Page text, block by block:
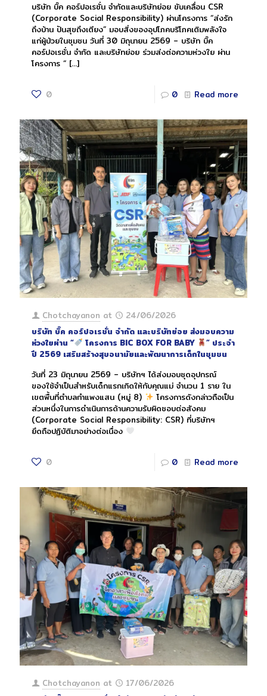
บริษัท บิ๊ค คอร์ปอเรชั่น จำกัดและบริษัทย่อย ขับเคลื่อน CSR
(Corporate Social Responsibility) ผ่านโครงการ “ส่งรัก
ถึงบ้าน ปันสุขถึงเตียง” มอบสิ่งของอุปโภคบริโภคเติมพลังใจ
แก่ผู้ป่วยในชุมชน วันที่ 30 มิถุนายน 2569 – บริษัท บิ๊ค
คอร์ปอเรชั่น จำกัด และบริษัทย่อย ร่วมส่งต่อความห่วงใย ผ่าน
โครงการ “ […]
0 0 Read more
Chotchayanon at
24/06/2026
บริษัท บิ๊ค คอร์ปอเรชั่น จำกัด และบริษัทย่อย ส่งมอบความ
ห่วงใยผ่าน “
โครงการ BIC BOX FOR BABY
” ประจำ
ปี 2569 เสริมสร้างสุขอนามัยและพัฒนาการเด็กในชุมชน
วันที่ 23 มิถุนายน 2569 – บริษัทฯ ได้ส่งมอบชุดอุปกรณ์
ของใช้จำเป็นสำหรับเด็กแรกเกิดให้กับคุณแม่ จำนวน 1 ราย ใน
เขตพื้นที่ตำบลกำแพงแสน (หมู่ 8)
โครงการดังกล่าวถือเป็น
ส่วนหนึ่งในการดำเนินการด้านความรับผิดชอบต่อสังคม
(Corporate Social Responsibility: CSR) ที่บริษัทฯ
ยึดถือปฏิบัติมาอย่างต่อเนื่อง
0 0 Read more
Chotchayanon at
17/06/2026